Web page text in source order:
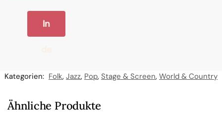
In
n
W
Kategorien: Folk, Jazz, Pop, Stage & Screen, World & Country
Ähnliche Produkte